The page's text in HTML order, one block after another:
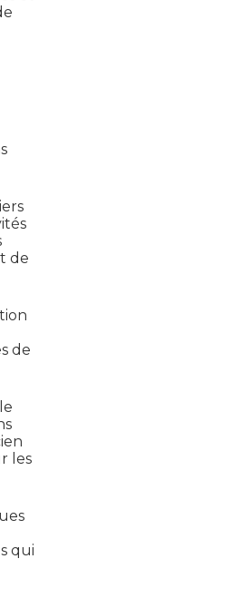
de
de
les
qui